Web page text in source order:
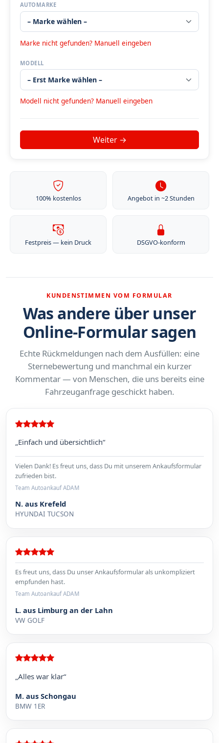
AUTOMARKE
Marke nicht gefunden? Manuell eingeben
MODELL
Modell nicht gefunden? Manuell eingeben
100% kostenlos Angebot in ~2 Stunden
Festpreis — kein Druck DSGVO-konform
KUNDENSTIMMEN VOM FORMULAR
Was andere über unser
Online-Formular sagen
Echte Rückmeldungen nach dem Ausfüllen: eine
Sternebewertung und manchmal ein kurzer
Kommentar — von Menschen, die uns bereits eine
Fahrzeuganfrage geschickt haben.
„Einfach und übersichtlich“
Vielen Dank! Es freut uns, dass Du mit unserem Ankaufsformular
zufrieden bist.
Team Autoankauf ADAM
N. aus Krefeld
HYUNDAI TUCSON
Es freut uns, dass Du unser Ankaufsformular als unkompliziert
empfunden hast.
Team Autoankauf ADAM
L. aus Limburg an der Lahn
VW GOLF
„Alles war klar“
M. aus Schongau
BMW 1ER